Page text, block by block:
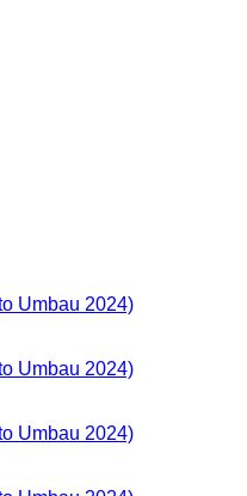
Umbau 2024)
Umbau 2024)
Umbau 2024)